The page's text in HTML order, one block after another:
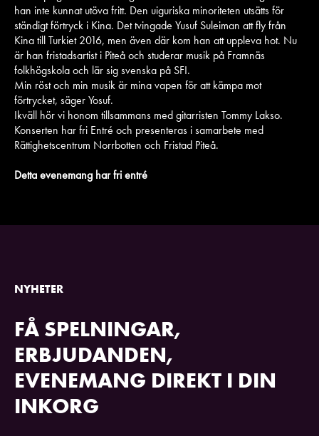
han inte kunnat utöva fritt. Den uiguriska minoriteten utsätts för
ständigt förtryck i Kina. Det tvingade Yusuf Suleiman att fly från
Kina till Turkiet 2016, men även där kom han att uppleva hot. Nu
är han fristadsartist i Piteå och studerar musik på Framnäs
folkhögskola och lär sig svenska på SFI.
Min röst och min musik är mina vapen för att kämpa mot
förtrycket, säger Yosuf.
Ikväll hör vi honom tillsammans med gitarristen Tommy Lakso.
Konserten har fri Entré och presenteras i samarbete med
Rättighetscentrum Norrbotten och Fristad Piteå.
Detta evenemang har fri entré
NYHETER
FÅ SPELNINGAR,
ERBJUDANDEN,
EVENEMANG DIREKT I DIN
INKORG